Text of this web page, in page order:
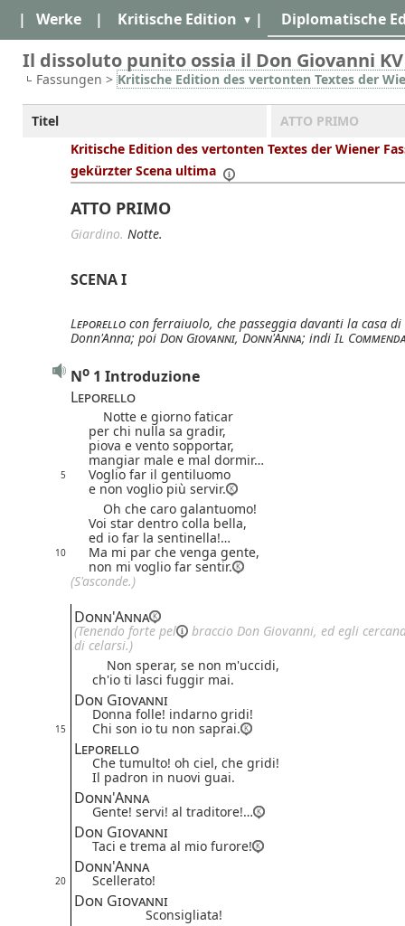
| Werke | Kritische Edition | Diplomatische
Il dissoluto punito ossia il Don Giovanni KV
Fassungen > Kritische Edition des vertonten Textes der
Titel
ATTO PRIMO
Kritische Edition des vertonten Textes der Wiener
gekürzter Scena ultima
ATTO PRIMO
Giardino. Notte.
SCENA I
Leporello con ferraiuolo, che passeggia davanti la casa di
Donn'Anna; poi Don Giovanni,Donn'Anna; indi Il
No 1 Introduzione
Leporello
Notte e giorno faticar
per chi nulla sa gradir,
piova e vento sopportar,
mangiar male e mal dormir…
5
Voglio far il gentiluomo
e non voglio più servir.
Oh che caro galantuomo!
Voi star dentro colla bella,
ed io far la sentinella!…
10
Ma mi par che venga gente,
non mi voglio far sentir.
(S'asconde.)
Donn'Anna
(Tenendo forte pel
braccio Don Giovanni, ed egli
di celarsi.)
Non sperar, se non m'uccidi,
ch'io ti lasci fuggir mai.
Don Giovanni
Donna folle! indarno gridi!
15 Chi son io tu non saprai.
Leporello
Che tumulto! oh ciel, che gridi!
Il padron in nuovi guai.
Donn'Anna
Gente! servi! al traditore!…
Don Giovanni
Taci e trema al mio furore!
Donn'Anna
20 Scellerato!
Don Giovanni
Sconsigliata!